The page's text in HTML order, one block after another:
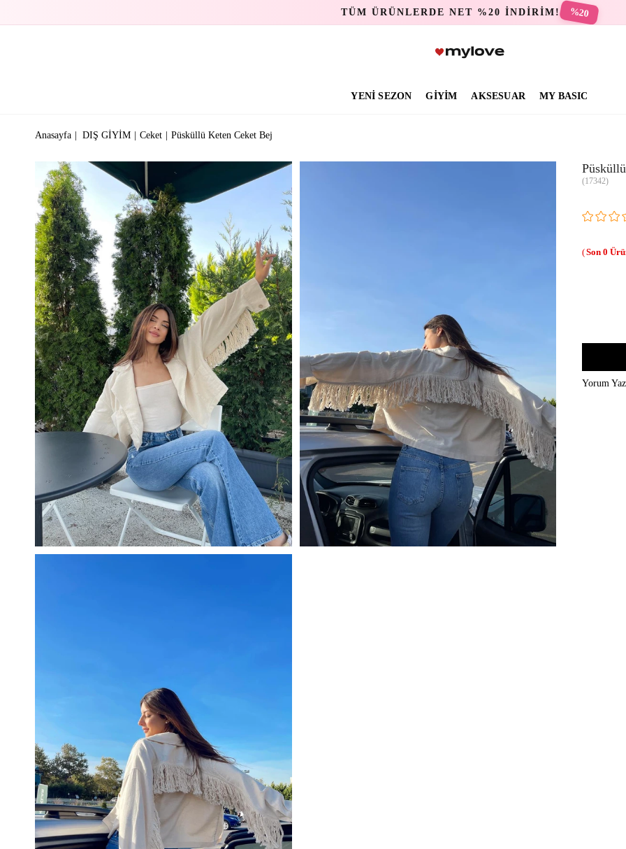
TÜM ÜRÜNLERDE NET %20 İNDİRİM! %20
YENİ SEZON GİYİM AKSESUAR MY BASIC
Anasayfa DIŞ GİYİM Ceket Püsküllü Keten Ceket Bej
(17342)
0
Yorum Yaz